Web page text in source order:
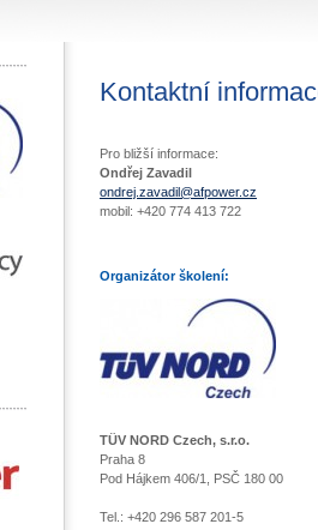
Kontaktní
Pro bližší informace:
Ondřej Zavadil
ondrej.zavadil@afpower.cz
mobil: +420 774 413 722
Organizátor školení:
TÜV NORD Czech, s.r.o.
Praha 8
Pod Hájkem 406/1, PSČ 180 00
Tel.: +420 296 587 201-5